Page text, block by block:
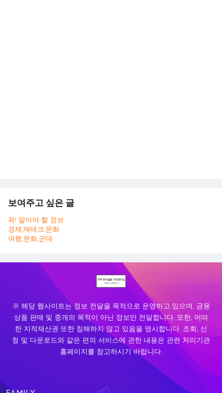
보여주고 싶은 글
꼭! 알아야 할 정보
경제,재테크,문화
여행,문화,군대
※ 해당 웹사이트는 정보 전달을 목적으로 운영하고 있으며, 금융
상품 판매 및 중개의 목적이 아닌 정보만 전달합니다. 또한, 어떠
한 지적재산권 또한 침해하지 않고 있음을 명시합니다. 조회, 신
청 및 다운로드와 같은 편의 서비스에 관한 내용은 관련 처리기관
홈페이지를 참고하시기 바랍니다.